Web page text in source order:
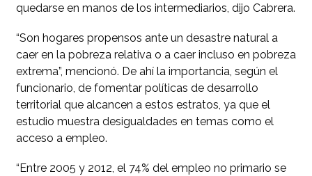
quedarse en manos de los intermediarios, dijo Cabrera.
“Son hogares propensos ante un desastre natural a
caer en la pobreza relativa o a caer incluso en pobreza
extrema”, mencionó. De ahí la importancia, según el
funcionario, de fomentar políticas de desarrollo
territorial que alcancen a estos estratos, ya que el
estudio muestra desigualdades en temas como el
acceso a empleo.
“Entre 2005 y 2012, el 74% del empleo no primario se